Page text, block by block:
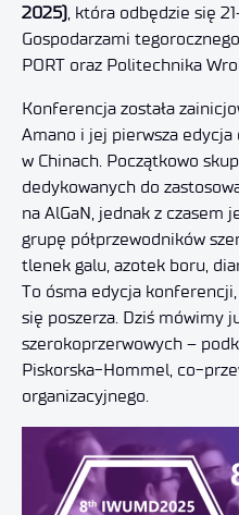
2025) , która odbędzie się
Gospodarzami
PORT oraz Politechnika
Konferencja została
Amano i jej pierwsza edycja
w Chinach. Początkowo
dedykowanych do
na AlGaN, jednak z czasem
grupę półprzewodników
tlenek galu, azotek boru,
To ósma edycja
się poszerza. Dziś mówimy
szerokoprzerwowych –
Piskorska-Hommel, co-
organizacyjnego.